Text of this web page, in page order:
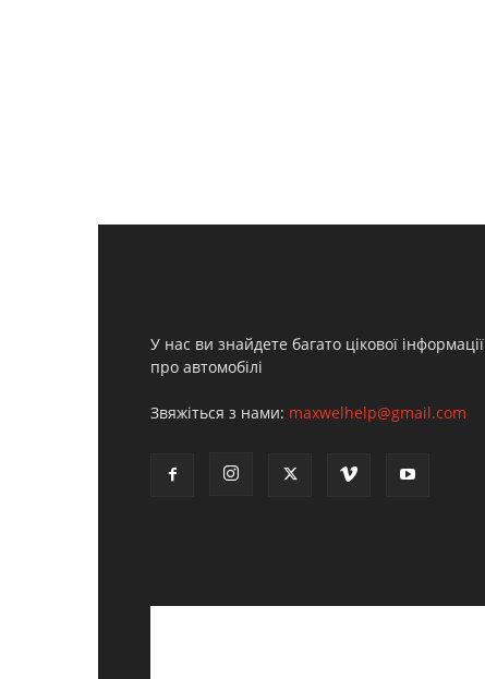
У нас ви знайдете багато цікової інформації
про автомобілі
Звяжіться з нами: maxwelhelp@gmail.com